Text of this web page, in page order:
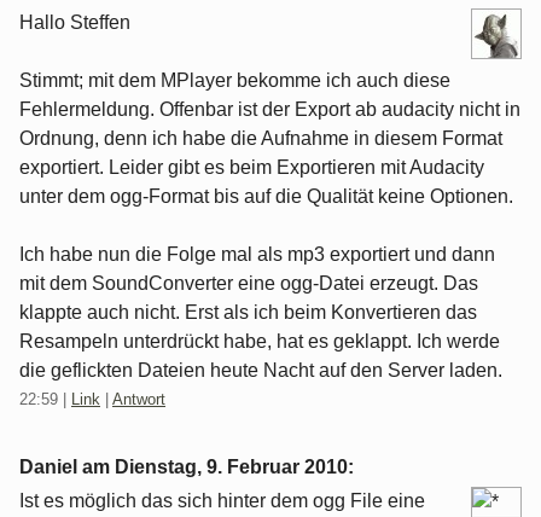
Hallo Steffen
Stimmt; mit dem MPlayer bekomme ich auch diese
Fehlermeldung. Offenbar ist der Export ab audacity nicht in
Ordnung, denn ich habe die Aufnahme in diesem Format
exportiert. Leider gibt es beim Exportieren mit Audacity
unter dem ogg-Format bis auf die Qualität keine Optionen.
Ich habe nun die Folge mal als mp3 exportiert und dann
mit dem SoundConverter eine ogg-Datei erzeugt. Das
klappte auch nicht. Erst als ich beim Konvertieren das
Resampeln unterdrückt habe, hat es geklappt. Ich werde
die geflickten Dateien heute Nacht auf den Server laden.
22:59 | Link | Antwort
Daniel am Dienstag, 9. Februar 2010:
Ist es möglich das sich hinter dem ogg File eine